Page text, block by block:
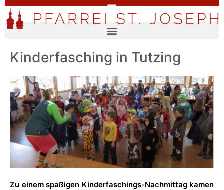
Kinderfasching in Tutzing
Zu einem spaßigen Kinderfaschings-Nachmittag kamen